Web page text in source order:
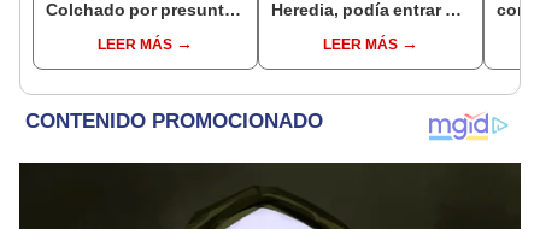
Colchado por presunta
incompatible y falsedad
ideológica
LEER MÁS
Heredia, podía entrar en
LEER MÁS